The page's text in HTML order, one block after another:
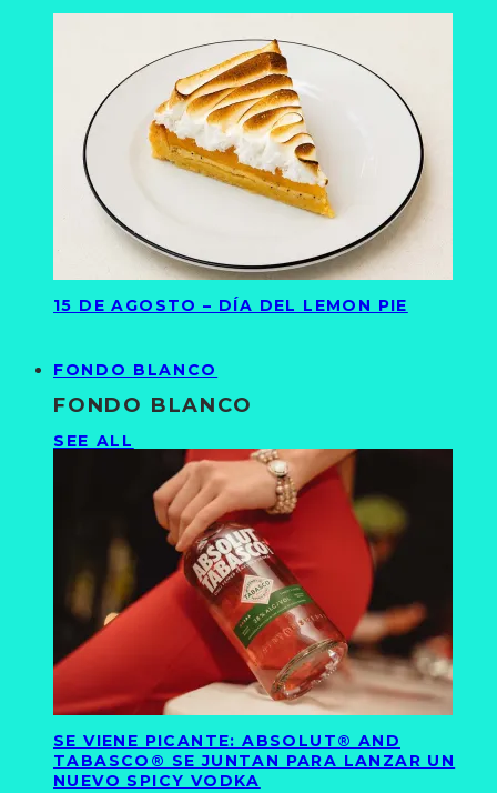
15 DE AGOSTO – DÍA DEL LEMON PIE
FONDO BLANCO
FONDO BLANCO
SEE ALL
SE VIENE PICANTE: ABSOLUT® AND
TABASCO® SE JUNTAN PARA LANZAR UN
NUEVO SPICY VODKA